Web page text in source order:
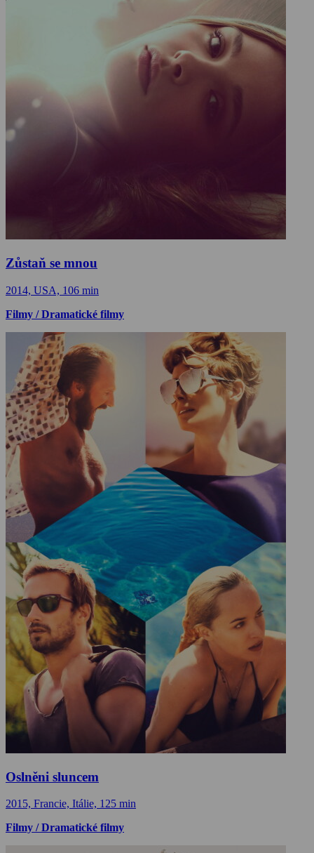
Zůstaň se mnou
2014, USA, 106 min
Filmy / Dramatické filmy
Oslněni sluncem
2015, Francie, Itálie, 125 min
Filmy / Dramatické filmy